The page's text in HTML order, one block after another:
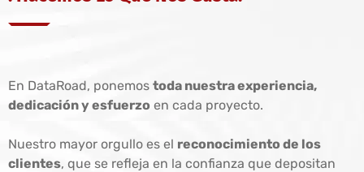
En DataRoad, ponemos toda nuestra experiencia,
dedicación y esfuerzo en cada proyecto.
Nuestro mayor orgullo es el reconocimiento de los
clientes, que se refleja en la confianza que depositan